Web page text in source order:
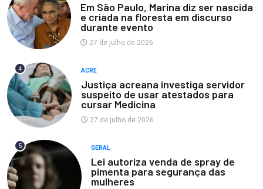
Em São Paulo, Marina diz ser nascida
e criada na floresta em discurso
durante evento
27 de julho de 2026
4 ACRE
Justiça acreana investiga servidor
suspeito de usar atestados para
cursar Medicina
27 de julho de 2026
5 GERAL
Lei autoriza venda de spray de
pimenta para segurança das
mulheres